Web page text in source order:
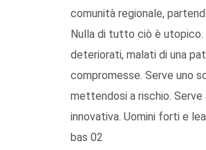
comunità regionale,
Nulla di tutto ciò è
deteriorati, malati di una
compromesse. Serve uno
mettendosi a rischio.
innovativa. Uomini forti e
bas 02